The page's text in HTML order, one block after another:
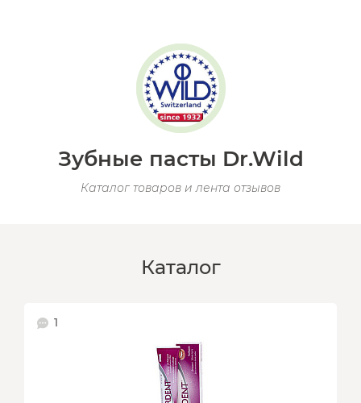
Зубные пасты Dr.Wild
Каталог товаров и лента отзывов
Каталог
1